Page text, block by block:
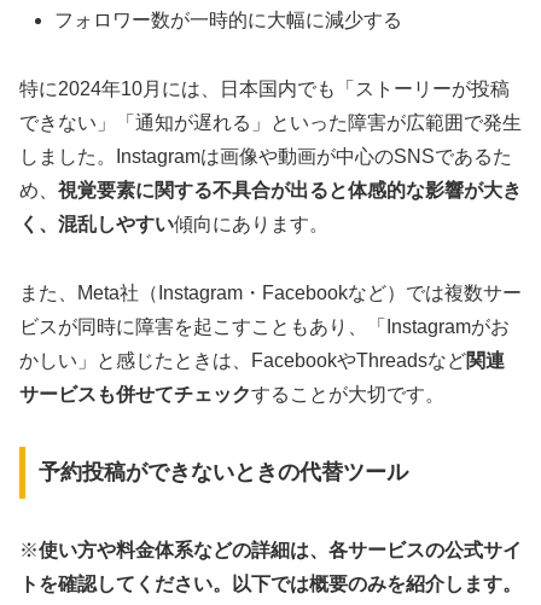
フォロワー数が一時的に大幅に減少する
特に2024年10月には、日本国内でも「ストーリーが投稿
できない」「通知が遅れる」といった障害が広範囲で発生
しました。Instagramは画像や動画が中心のSNSであるた
め、 視覚要素に関する不具合が出ると体感的な影響が大き
く、混乱しやすい傾向にあります。
また、Meta社（Instagram・Facebookなど）では複数サー
ビスが同時に障害を起こすこともあり、「Instagramがお
かしい」と感じたときは、FacebookやThreadsなど関連
サービスも併せてチェックすることが大切です。
予約投稿ができないときの代替ツール
※使い方や料金体系などの詳細は、各サービスの公式サイ
トを確認してください。以下では概要のみを紹介します。